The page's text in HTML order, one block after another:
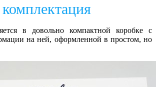
в довольно компактной коробке с
на ней, оформленной в простом, но